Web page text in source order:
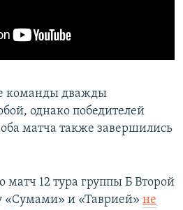
команды дважды
однако победителей
матча также завершились
матч 12 тура группы Б Второй
и «Таврией» не